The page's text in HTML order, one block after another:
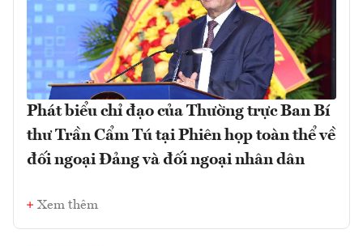
Phát biểu chỉ đạo của Thường trực Ban Bí
thư Trần Cẩm Tú tại Phiên họp toàn thể về
đối ngoại Đảng và đối ngoại nhân dân
Xem thêm